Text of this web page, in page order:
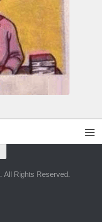
All Rights Reserved.